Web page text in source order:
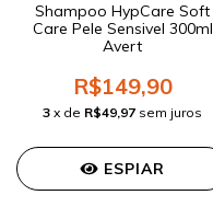
Shampoo HypCare Soft
Care Pele Sensivel 300ml
Avert
R$149,90
3 x de R$49,97 sem juros
ESPIAR